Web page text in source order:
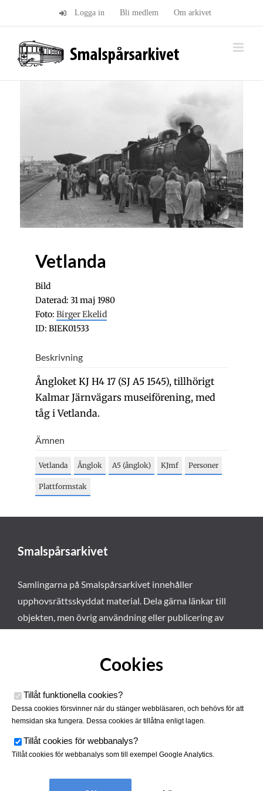
Logga in Bli medlem Om arkivet
Vetlanda
Bild
Daterad: 31 maj 1980
Foto: Birger Ekelid
ID: BIEK01533
Beskrivning
Ångloket KJ H4 17 (SJ A5 1545), tillhörigt
Kalmar Järnvägars museiförening, med
tåg i Vetlanda.
Ämnen
Vetlanda Ånglok A5 (ånglok) KJmf Personer
Plattformstak
Smalspårsarkivet
Samlingarna på Smalspårsarkivet innehåller
upphovsrättsskyddat material. Dela gärna länkar till
objekten, men övrig användning eller publicering av
Cookies
Tillåt funktionella cookies?
Dessa cookies försvinner när du stänger webbläsaren, och behövs för att
hemsidan ska fungera. Dessa cookies är tillåtna enligt lagen.
Tillåt cookies för webbanalys?
Tillåt cookies för webbanalys som till exempel Google Analytics.